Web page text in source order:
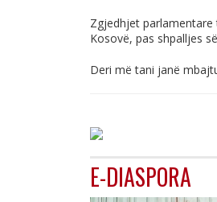
Zgjedhjet
Kosovë, pas shpalljes
Deri më tani janë
E-DIASPORA